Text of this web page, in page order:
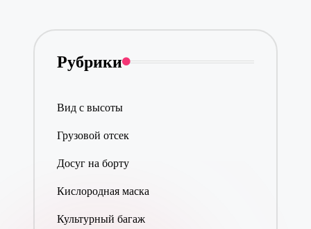
Рубрики
Вид с высоты
Грузовой отсек
Досуг на борту
Кислородная маска
Культурный багаж